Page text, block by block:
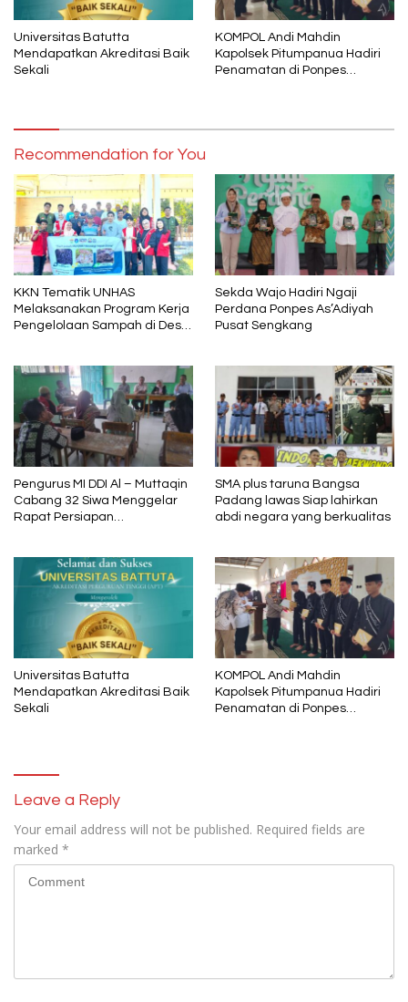
Universitas Batutta
Mendapatkan Akreditasi Baik
Sekali
KOMPOL Andi Mahdin
Kapolsek Pitumpanua Hadiri
Penamatan di Ponpes
Recommendation for You
KKN Tematik UNHAS
Melaksanakan Program Kerja
Pengelolaan Sampah di Desa
Sekda Wajo Hadiri Ngaji
Perdana Ponpes As’Adiyah
Pusat Sengkang
Pengurus MI DDI Al – Muttaqin
Cabang 32 Siwa Menggelar
Rapat Persiapan
SMA plus taruna Bangsa
Padang lawas Siap lahirkan
abdi negara yang berkualitas
Universitas Batutta
Mendapatkan Akreditasi Baik
Sekali
KOMPOL Andi Mahdin
Kapolsek Pitumpanua Hadiri
Penamatan di Ponpes
Leave a Reply
Your email address will not be published. Required fields are
marked *